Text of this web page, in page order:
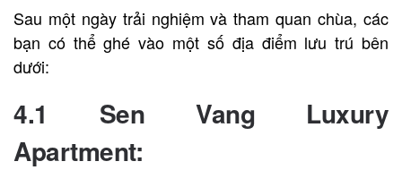
Sau một ngày trải nghiệm và tham quan chùa, các
bạn có thể ghé vào một số địa điểm lưu trú bên
dưới:
4.1 Sen Vang Luxury
Apartment: